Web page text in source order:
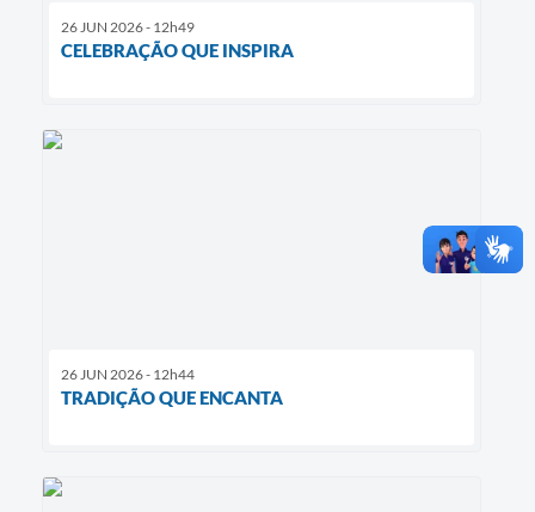
26 JUN 2026 - 12h49
CELEBRAÇÃO QUE INSPIRA
26 JUN 2026 - 12h44
TRADIÇÃO QUE ENCANTA